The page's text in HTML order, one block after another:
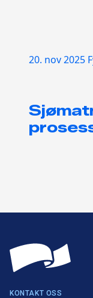
20. nov 2025
KONTAKT OSS